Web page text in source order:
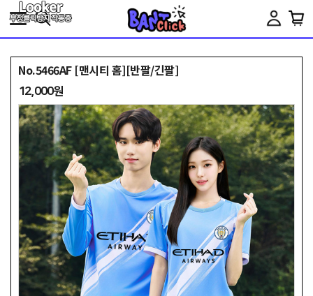
Toggle
No.5466AF [맨시티 홈][반팔/긴팔]
12,000원